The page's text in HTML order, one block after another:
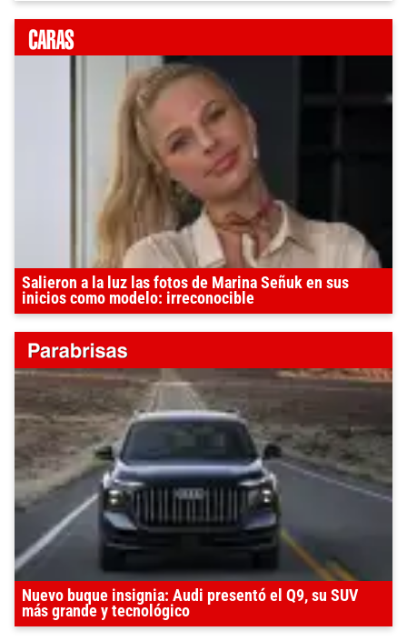
Salieron a la luz las fotos de Marina Señuk en sus
inicios como modelo: irreconocible
Nuevo buque insignia: Audi presentó el Q9, su SUV
más grande y tecnológico